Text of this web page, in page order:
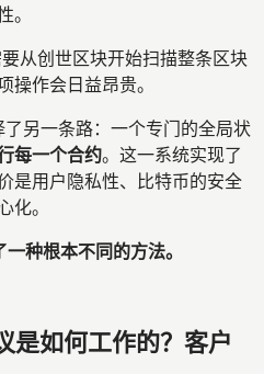
。
从创世区块开始扫描整条区块
操作会日益昂贵。
了另一条路：一个专门的全局状
每一个合约。这一系统实现了
是用户隐私性、比特币的安全
化。
种根本不同的方法。
是如何工作的？客户